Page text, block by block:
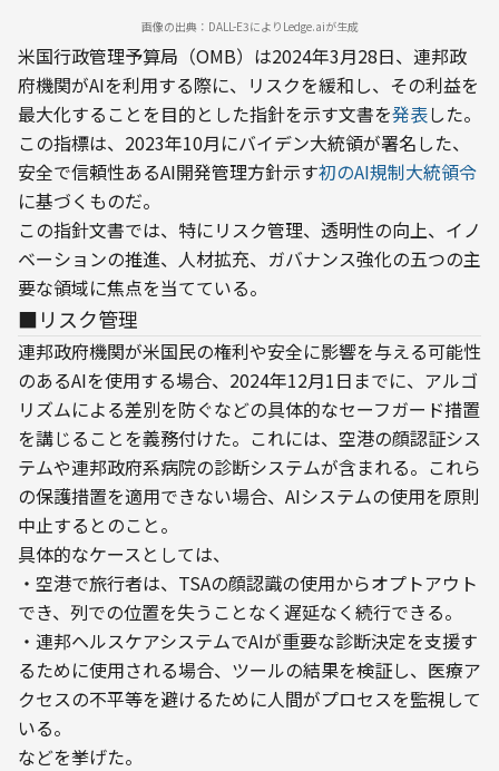
画像の出典：DALL-E3によりLedge.aiが生成
米国行政管理予算局（OMB）は2024年3月28日、連邦政
府機関がAIを利用する際に、リスクを緩和し、その利益を
最大化することを目的とした指針を示す文書を発表した。
この指標は、2023年10月にバイデン大統領が署名した、
安全で信頼性あるAI開発管理方針示す初のAI規制大統領令
に基づくものだ。
この指針文書では、特にリスク管理、透明性の向上、イノ
ベーションの推進、人材拡充、ガバナンス強化の五つの主
要な領域に焦点を当てている。
■リスク管理
連邦政府機関が米国民の権利や安全に影響を与える可能性
のあるAIを使用する場合、2024年12月1日までに、アルゴ
リズムによる差別を防ぐなどの具体的なセーフガード措置
を講じることを義務付けた。これには、空港の顔認証シス
テムや連邦政府系病院の診断システムが含まれる。これら
の保護措置を適用できない場合、AIシステムの使用を原則
中止するとのこと。
具体的なケースとしては、
・空港で旅行者は、TSAの顔認識の使用からオプトアウト
でき、列での位置を失うことなく遅延なく続行できる。
・連邦ヘルスケアシステムでAIが重要な診断決定を支援す
るために使用される場合、ツールの結果を検証し、医療ア
クセスの不平等を避けるために人間がプロセスを監視して
いる。
などを挙げた。